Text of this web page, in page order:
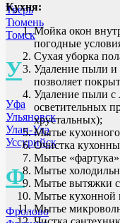
Тверь
Тюмень
Томск
У
Уфа
Ульяновск
Улан-Удэ
Уссурийск
Ф
Фролово
Кухня:
Мойка окон
погодные
Сухая уборка
Удаление пыли и
позволяет
Удаление пыли с
осветительных
хрустальных);
Мытье
Очистка
Мытье
Мытье
Мытье вытяжки
Мытье кухонной
Мытье